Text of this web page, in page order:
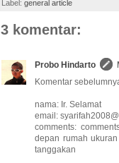
Label: general article
3 komentar:
Probo Hindarto
Komentar
nama: Ir. Selamat
email:
comments:
depan rumah
tanggakan